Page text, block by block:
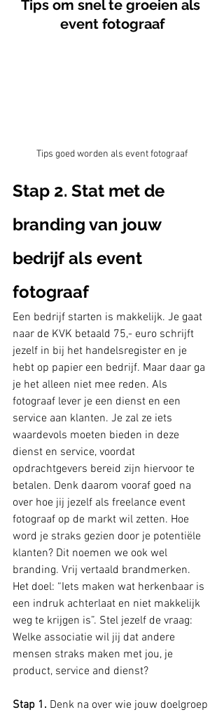
Tips om snel te groeien als
event fotograaf
Tips goed worden als event fotograaf
Stap 2. Stat met de
branding van jouw
bedrijf als event
fotograaf
Een bedrijf starten is makkelijk. Je gaat
naar de KVK betaald 75,- euro schrijft
jezelf in bij het handelsregister en je
hebt op papier een bedrijf. Maar daar ga
je het alleen niet mee reden. Als
fotograaf lever je een dienst en een
service aan klanten. Je zal ze iets
waardevols moeten bieden in deze
dienst en service, voordat
opdrachtgevers bereid zijn hiervoor te
betalen. Denk daarom vooraf goed na
over hoe jij jezelf als freelance event
fotograaf op de markt wil zetten. Hoe
word je straks gezien door je potentiële
klanten? Dit noemen we ook wel
branding. Vrij vertaald brandmerken.
Het doel: “Iets maken wat herkenbaar is
een indruk achterlaat en niet makkelijk
weg te krijgen is”. Stel jezelf de vraag:
Welke associatie wil jij dat andere
mensen straks maken met jou, je
product, service and dienst?
Stap 1. Denk na over wie jouw doelgroep